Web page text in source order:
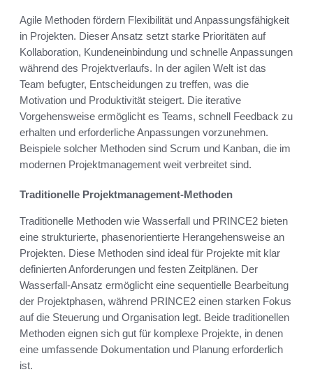
Agile Methoden fördern Flexibilität und Anpassungsfähigkeit
in Projekten. Dieser Ansatz setzt starke Prioritäten auf
Kollaboration, Kundeneinbindung und schnelle Anpassungen
während des Projektverlaufs. In der agilen Welt ist das
Team befugter, Entscheidungen zu treffen, was die
Motivation und Produktivität steigert. Die iterative
Vorgehensweise ermöglicht es Teams, schnell Feedback zu
erhalten und erforderliche Anpassungen vorzunehmen.
Beispiele solcher Methoden sind Scrum und Kanban, die im
modernen Projektmanagement weit verbreitet sind.
Traditionelle Projektmanagement-Methoden
Traditionelle Methoden wie Wasserfall und PRINCE2 bieten
eine strukturierte, phasenorientierte Herangehensweise an
Projekten. Diese Methoden sind ideal für Projekte mit klar
definierten Anforderungen und festen Zeitplänen. Der
Wasserfall-Ansatz ermöglicht eine sequentielle Bearbeitung
der Projektphasen, während PRINCE2 einen starken Fokus
auf die Steuerung und Organisation legt. Beide traditionellen
Methoden eignen sich gut für komplexe Projekte, in denen
eine umfassende Dokumentation und Planung erforderlich
ist.